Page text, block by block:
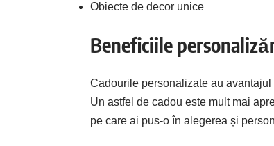
Obiecte de decor unice
Beneficiile
Cadourile personalizate au
Un astfel de cadou este mult mai
pe care ai pus-o în alegerea și